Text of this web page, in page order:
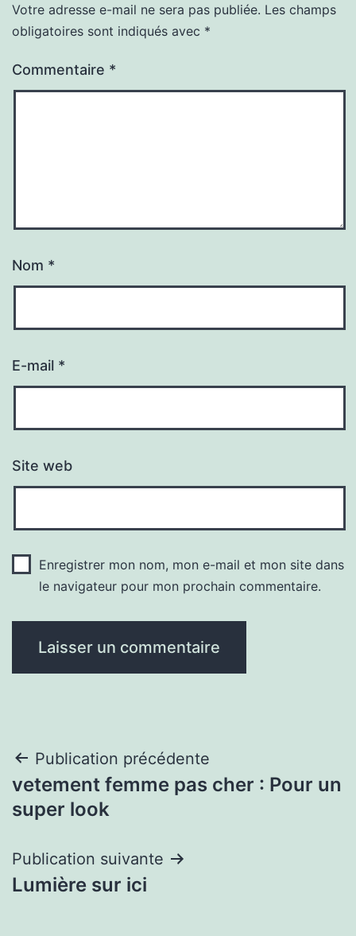
Votre adresse e-mail ne sera pas publiée. Les champs
obligatoires sont indiqués avec *
Commentaire *
Nom *
E-mail *
Site web
Enregistrer mon nom, mon e-mail et mon site dans
le navigateur pour mon prochain commentaire.
Navigation
de
Publication précédente
vetement femme pas cher : Pour un
super look
Publication suivante
Lumière sur ici